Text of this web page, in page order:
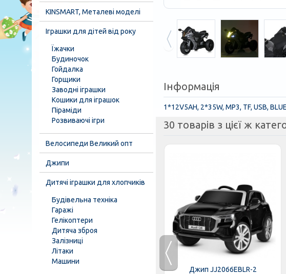
Інформація
1*12V5AH, 2*35W, MP3, TF, USB,
30 товарів з цієї ж
Джип JJ2066EBLR-2
KINSMART, Металеві моделі
Іграшки для дітей від року
Їжачки
Будиночок
Гойдалка
Горщики
Заводні іграшки
Кошики для іграшок
Піраміди
Розвиваючі ігри
Велосипеди Великий опт
Джипи
Дитячі іграшки для хлопчиків
Будівельна техніка
Гаражі
Гелікоптери
Дитяча зброя
Залізниці
Літаки
Машини